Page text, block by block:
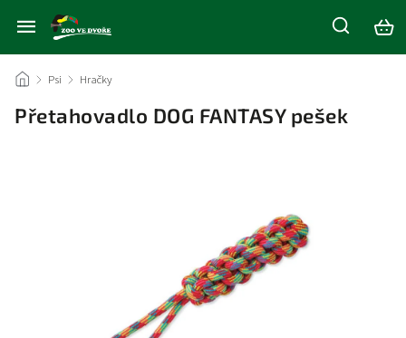
/ Psi / Hračky
Přetahovadlo DOG FANTASY pešek